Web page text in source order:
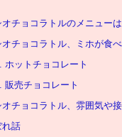
オチョコラトルのメニューは
オチョコラトル、ミホが食
ホットチョコレート
販売チョコレート
オチョコラトル、雰囲気や
れ話